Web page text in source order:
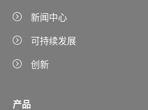
新闻中心
可持续发展
创新
产品